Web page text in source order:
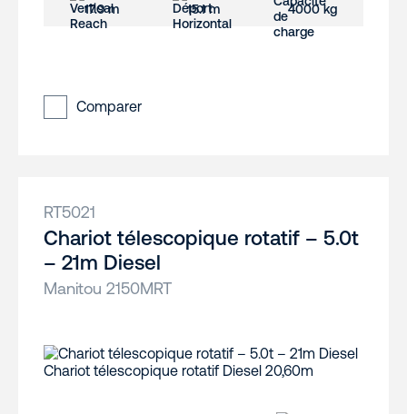
17.9 m 15.1 m 4000 kg
Comparer
RT5021
Chariot télescopique rotatif – 5.0t
– 21m Diesel
Manitou 2150MRT